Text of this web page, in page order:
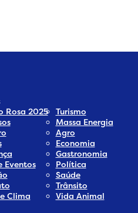
MediaSocial Media
Rosa 2025
Eventos
Clima
Turismo
Massa Energia
Agro
Economia
Gastronomia
Política
Saúde
Trânsito
Vida Animal